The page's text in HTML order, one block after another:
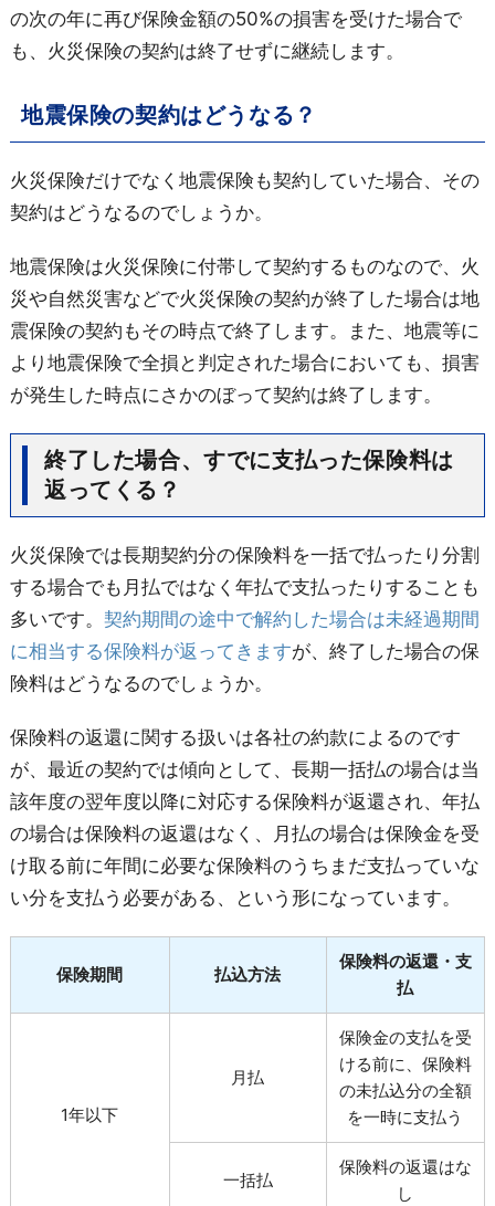
の次の年に再び保険金額の50%の損害を受けた場合で
も、火災保険の契約は終了せずに継続します。
地震保険の契約はどうなる？
火災保険だけでなく地震保険も契約していた場合、その
契約はどうなるのでしょうか。
地震保険は火災保険に付帯して契約するものなので、火
災や自然災害などで火災保険の契約が終了した場合は地
震保険の契約もその時点で終了します。また、地震等に
より地震保険で全損と判定された場合においても、損害
が発生した時点にさかのぼって契約は終了します。
終了した場合、すでに支払った保険料は
返ってくる？
火災保険では長期契約分の保険料を一括で払ったり分割
する場合でも月払ではなく年払で支払ったりすることも
多いです。 契約期間の途中で解約した場合は未経過期間
に相当する保険料が返ってきますが、終了した場合の保
険料はどうなるのでしょうか。
保険料の返還に関する扱いは各社の約款によるのです
が、最近の契約では傾向として、長期一括払の場合は当
該年度の翌年度以降に対応する保険料が返還され、年払
の場合は保険料の返還はなく、月払の場合は保険金を受
け取る前に年間に必要な保険料のうちまだ支払っていな
い分を支払う必要がある、という形になっています。
保険期間 払込方法
保険料の返還・支
払
1年以下
月払
保険金の支払を受
ける前に、保険料
の未払込分の全額
を一時に支払う
一括払
保険料の返還はな
し